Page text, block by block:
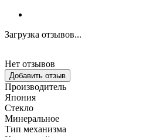
Загрузка отзывов...
Нет отзывов
Добавить отзыв
Производитель
Япония
Стекло
Минеральное
Тип механизма